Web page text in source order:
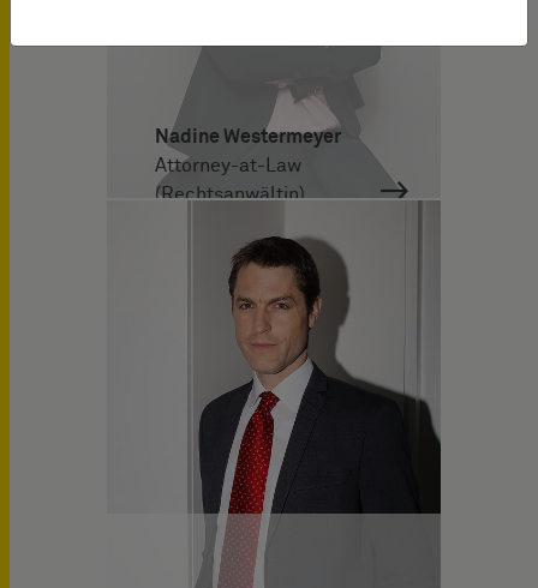
Nadine Westermeyer
Attorney-at-Law
(Rechtsanwältin)